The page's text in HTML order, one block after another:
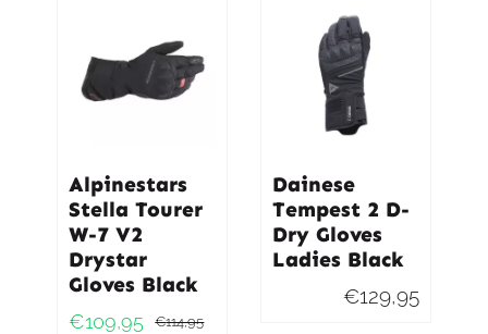
Alpinestars
Stella Tourer
W-7 V2
Drystar
Gloves Black
€114,95
€109,95
Dainese
Tempest 2 D-
Dry Gloves
Ladies Black
€129,95